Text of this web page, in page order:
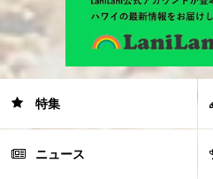
特集
ニュース